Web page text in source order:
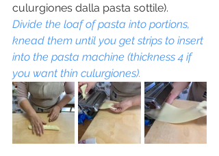
culurgiones dalla pasta sottile).
Divide the loaf of pasta into portions,
knead them until you get strips to insert
into the pasta machine (thickness 4 if
you want thin culurgiones).